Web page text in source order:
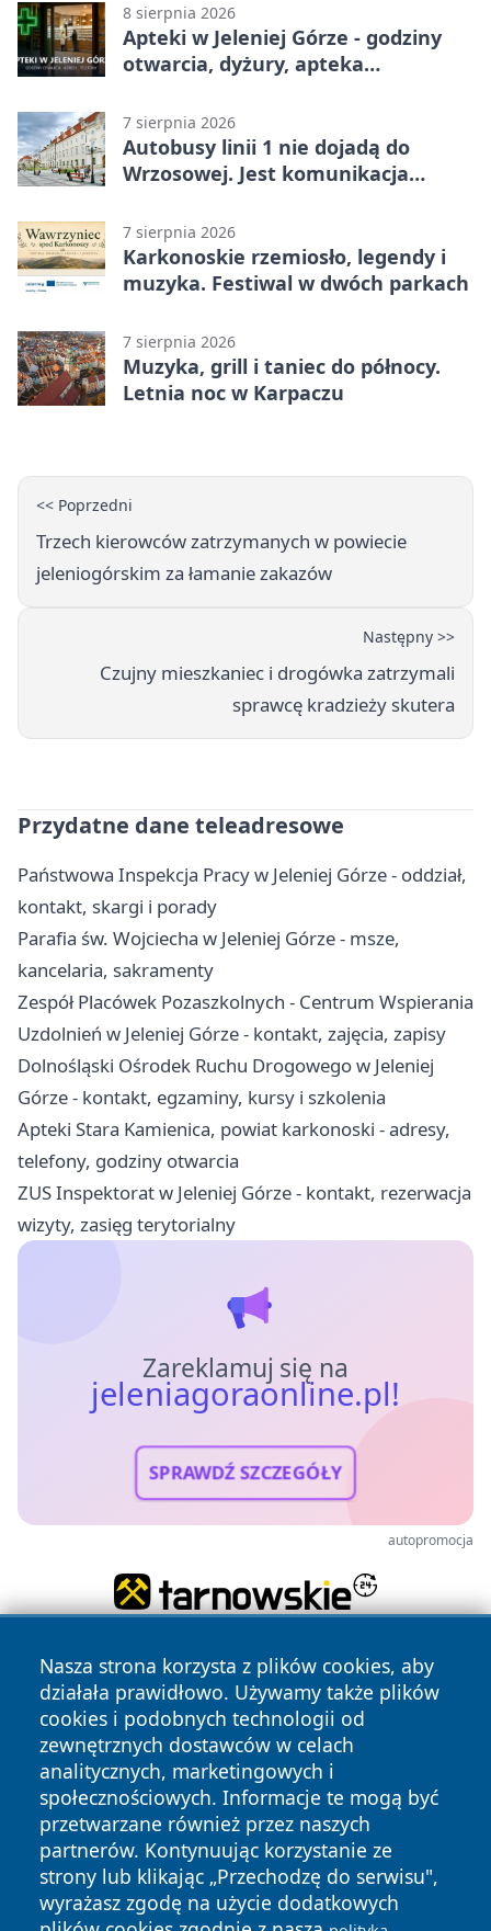
8 sierpnia 2026
Apteki w Jeleniej Górze - godziny
otwarcia, dyżury, apteka
7 sierpnia 2026
Autobusy linii 1 nie dojadą do
Wrzosowej. Jest komunikacja
7 sierpnia 2026
Karkonoskie rzemiosło, legendy i
muzyka. Festiwal w dwóch parkach
7 sierpnia 2026
Muzyka, grill i taniec do północy.
Letnia noc w Karpaczu
<< Poprzedni
Trzech kierowców zatrzymanych w powiecie
jeleniogórskim za łamanie zakazów
Następny >>
Czujny mieszkaniec i drogówka zatrzymali
sprawcę kradzieży skutera
Przydatne dane teleadresowe
Państwowa Inspekcja Pracy w Jeleniej Górze - oddział,
kontakt, skargi i porady
Parafia św. Wojciecha w Jeleniej Górze - msze,
kancelaria, sakramenty
Zespół Placówek Pozaszkolnych - Centrum Wspierania
Uzdolnień w Jeleniej Górze - kontakt, zajęcia, zapisy
Dolnośląski Ośrodek Ruchu Drogowego w Jeleniej
Górze - kontakt, egzaminy, kursy i szkolenia
Apteki Stara Kamienica, powiat karkonoski - adresy,
telefony, godziny otwarcia
ZUS Inspektorat w Jeleniej Górze - kontakt, rezerwacja
wizyty, zasięg terytorialny
Zareklamuj się na
jeleniagoraonline.pl!
SPRAWDŹ SZCZEGÓŁY
autopromocja
Nasza strona korzysta z plików cookies, aby
działała prawidłowo. Używamy także plików
cookies i podobnych technologii od
zewnętrznych dostawców w celach
analitycznych, marketingowych i
społecznościowych. Informacje te mogą być
przetwarzane również przez naszych
partnerów. Kontynuując korzystanie ze
strony lub klikając „Przechodzę do serwisu",
wyrażasz zgodę na użycie dodatkowych
Copyright © 2026 jeleniagoraonline.pl Wszystkie prawa
zastrzeżone.
News Autorzy
Polityka
Prywatności
Polityka
Cookies